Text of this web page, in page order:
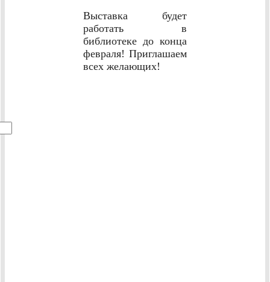
Выставка будет
работать в
библиотеке до конца
февраля! Приглашаем
всех желающих!